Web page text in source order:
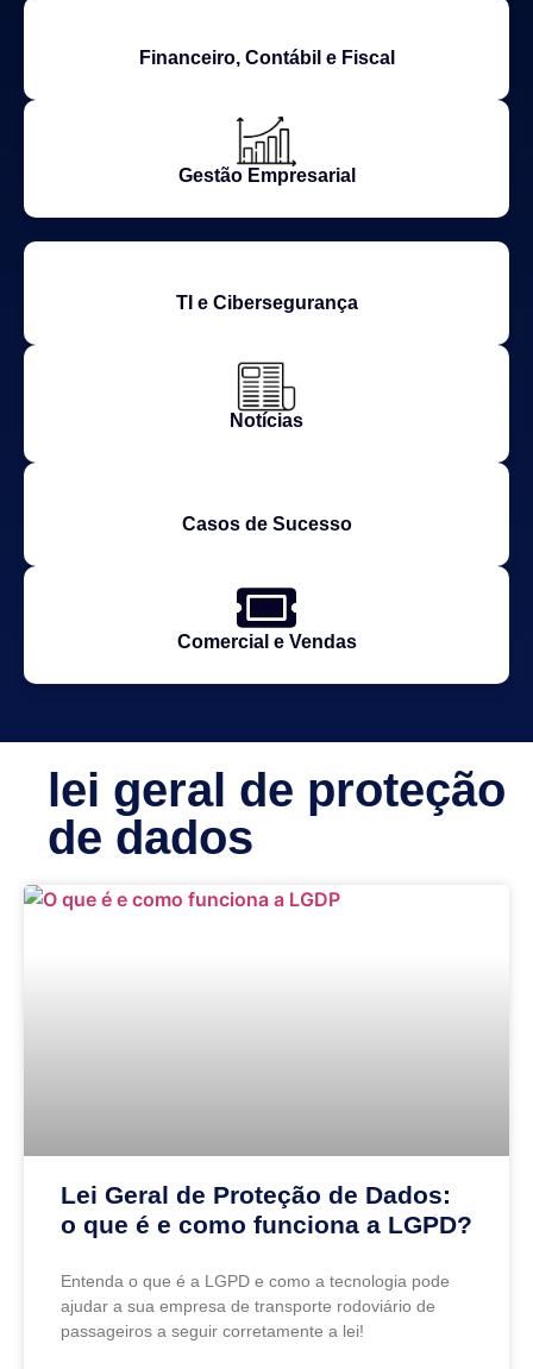
Financeiro, Contábil e Fiscal
Gestão Empresarial
TI e Cibersegurança
Notícias
Casos de Sucesso
Comercial e Vendas
lei geral de proteção
de dados
Lei Geral de Proteção de Dados:
o que é e como funciona a LGPD?
Entenda o que é a LGPD e como a tecnologia pode
ajudar a sua empresa de transporte rodoviário de
passageiros a seguir corretamente a lei!